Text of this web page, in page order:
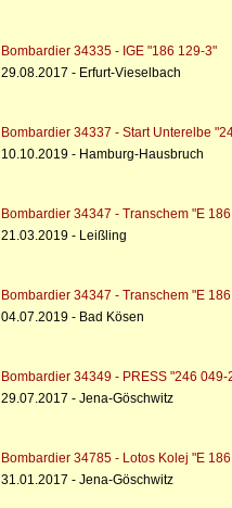
Bombardier 34335 - IGE "186 129-3"
29.08.2017 - Erfurt-Vieselbach
Bombardier 34337 - Start Unterelbe
10.10.2019 - Hamburg-Hausbruch
Bombardier 34347 - Transchem "E
21.03.2019 - Leißling
Bombardier 34347 - Transchem "E
04.07.2019 - Bad Kösen
Bombardier 34349 - PRESS "246 049-
29.07.2017 - Jena-Göschwitz
Bombardier 34785 - Lotos Kolej "E
31.01.2017 - Jena-Göschwitz